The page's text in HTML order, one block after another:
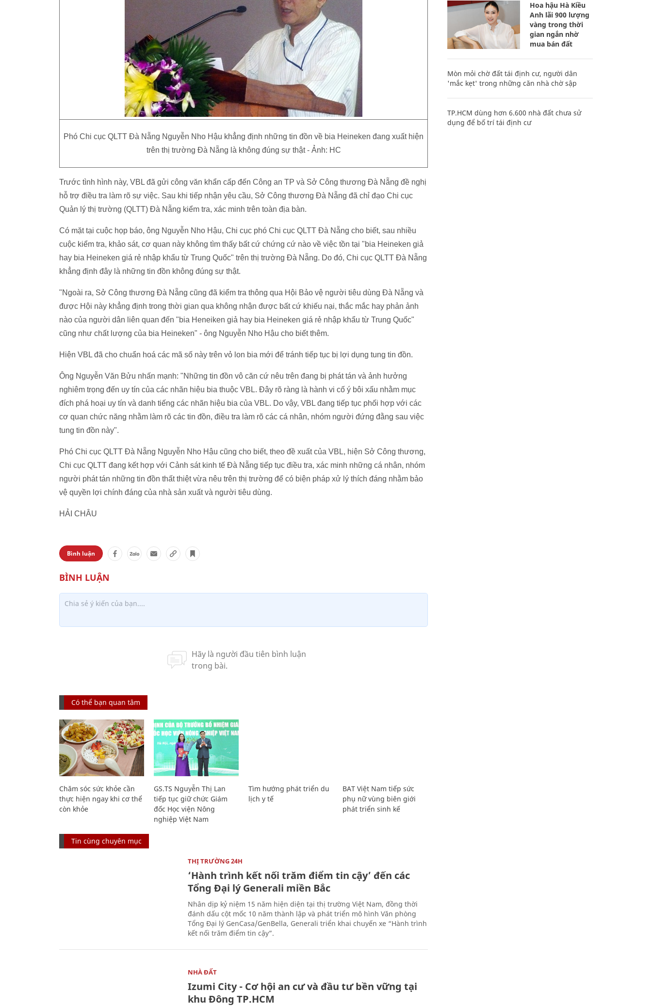
Phó Chi cục QLTT Đà Nẵng Nguyễn Nho Hậu khẳng định những tin đồn về bia Heineken đang xuất hiện
trên thị trường Đà Nẵng là không đúng sự thật - Ảnh: HC
Trước tình hình này, VBL đã gửi công văn khẩn cấp đến Công an TP và Sở Công thương Đà Nẵng đề nghị
hỗ trợ điều tra làm rõ sự việc. Sau khi tiếp nhận yêu cầu, Sở Công thương Đà Nẵng đã chỉ đạo Chi cục
Quản lý thị trường (QLTT) Đà Nẵng kiểm tra, xác minh trên toàn địa bàn.
Có mặt tại cuộc họp báo, ông Nguyễn Nho Hậu, Chi cục phó Chi cục QLTT Đà Nẵng cho biết, sau nhiều
cuộc kiểm tra, khảo sát, cơ quan này không tìm thấy bất cứ chứng cứ nào về việc tồn tại "bia Heineken giả
hay bia Heineken giá rẻ nhập khẩu từ Trung Quốc" trên thị trường Đà Nẵng. Do đó, Chi cục QLTT Đà Nẵng
khẳng định đây là những tin đồn không đúng sự thật.
"Ngoài ra, Sở Công thương Đà Nẵng cũng đã kiểm tra thông qua Hội Bảo vệ người tiêu dùng Đà Nẵng và
được Hội này khẳng định trong thời gian qua không nhận được bất cứ khiếu nại, thắc mắc hay phản ảnh
nào của người dân liên quan đến "bia Heneiken giả hay bia Heineken giá rẻ nhập khẩu từ Trung Quốc"
cũng như chất lượng của bia Heineken" - ông Nguyễn Nho Hậu cho biết thêm.
Hiện VBL đã cho chuẩn hoá các mã số này trên vỏ lon bia mới để tránh tiếp tục bị lợi dụng tung tin đồn.
Ông Nguyễn Văn Bửu nhấn mạnh: "Những tin đồn vô căn cứ nêu trên đang bị phát tán và ảnh hưởng
nghiêm trọng đến uy tín của các nhãn hiệu bia thuộc VBL. Đây rõ ràng là hành vi cố ý bôi xấu nhằm mục
đích phá hoại uy tín và danh tiếng các nhãn hiệu bia của VBL. Do vậy, VBL đang tiếp tục phối hợp với các
cơ quan chức năng nhằm làm rõ các tin đồn, điều tra làm rõ các cá nhân, nhóm người đứng đằng sau việc
tung tin đồn này".
Phó Chi cục QLTT Đà Nẵng Nguyễn Nho Hậu cũng cho biết, theo đề xuất của VBL, hiện Sở Công thương,
Chi cục QLTT đang kết hợp với Cảnh sát kinh tế Đà Nẵng tiếp tục điều tra, xác minh những cá nhân, nhóm
người phát tán những tin đồn thất thiệt vừa nêu trên thị trường để có biện pháp xử lý thích đáng nhằm bảo
vệ quyền lợi chính đáng của nhà sản xuất và người tiêu dùng.
HẢI CHÂU
Bình luận
Có thể bạn quan tâm
Chăm sóc sức khỏe cần
thực hiện ngay khi cơ thể
còn khỏe
GS.TS Nguyễn Thị Lan
tiếp tục giữ chức Giám
đốc Học viện Nông
nghiệp Việt Nam
Tìm hướng phát triển du
lịch y tế
BAT Việt Nam tiếp sức
phụ nữ vùng biên giới
phát triển sinh kế
Tin cùng chuyên mục
THỊ TRƯỜNG 24H
‘Hành trình kết nối trăm điểm tin cậy’ đến các
Tổng Đại lý Generali miền Bắc
Nhân dịp kỷ niệm 15 năm hiện diện tại thị trường Việt Nam, đồng thời
đánh dấu cột mốc 10 năm thành lập và phát triển mô hình Văn phòng
Tổng Đại lý GenCasa/GenBella, Generali triển khai chuyến xe “Hành trình
kết nối trăm điểm tin cậy”.
NHÀ ĐẤT
Izumi City - Cơ hội an cư và đầu tư bền vững tại
khu Đông TP.HCM
Hoa hậu Hà Kiều
Anh lãi 900 lượng
vàng trong thời
gian ngắn nhờ
mua bán đất
Mòn mỏi chờ đất tái định cư, người dân
'mắc kẹt' trong những căn nhà chờ sập
TP.HCM dùng hơn 6.600 nhà đất chưa sử
dụng để bố trí tái định cư